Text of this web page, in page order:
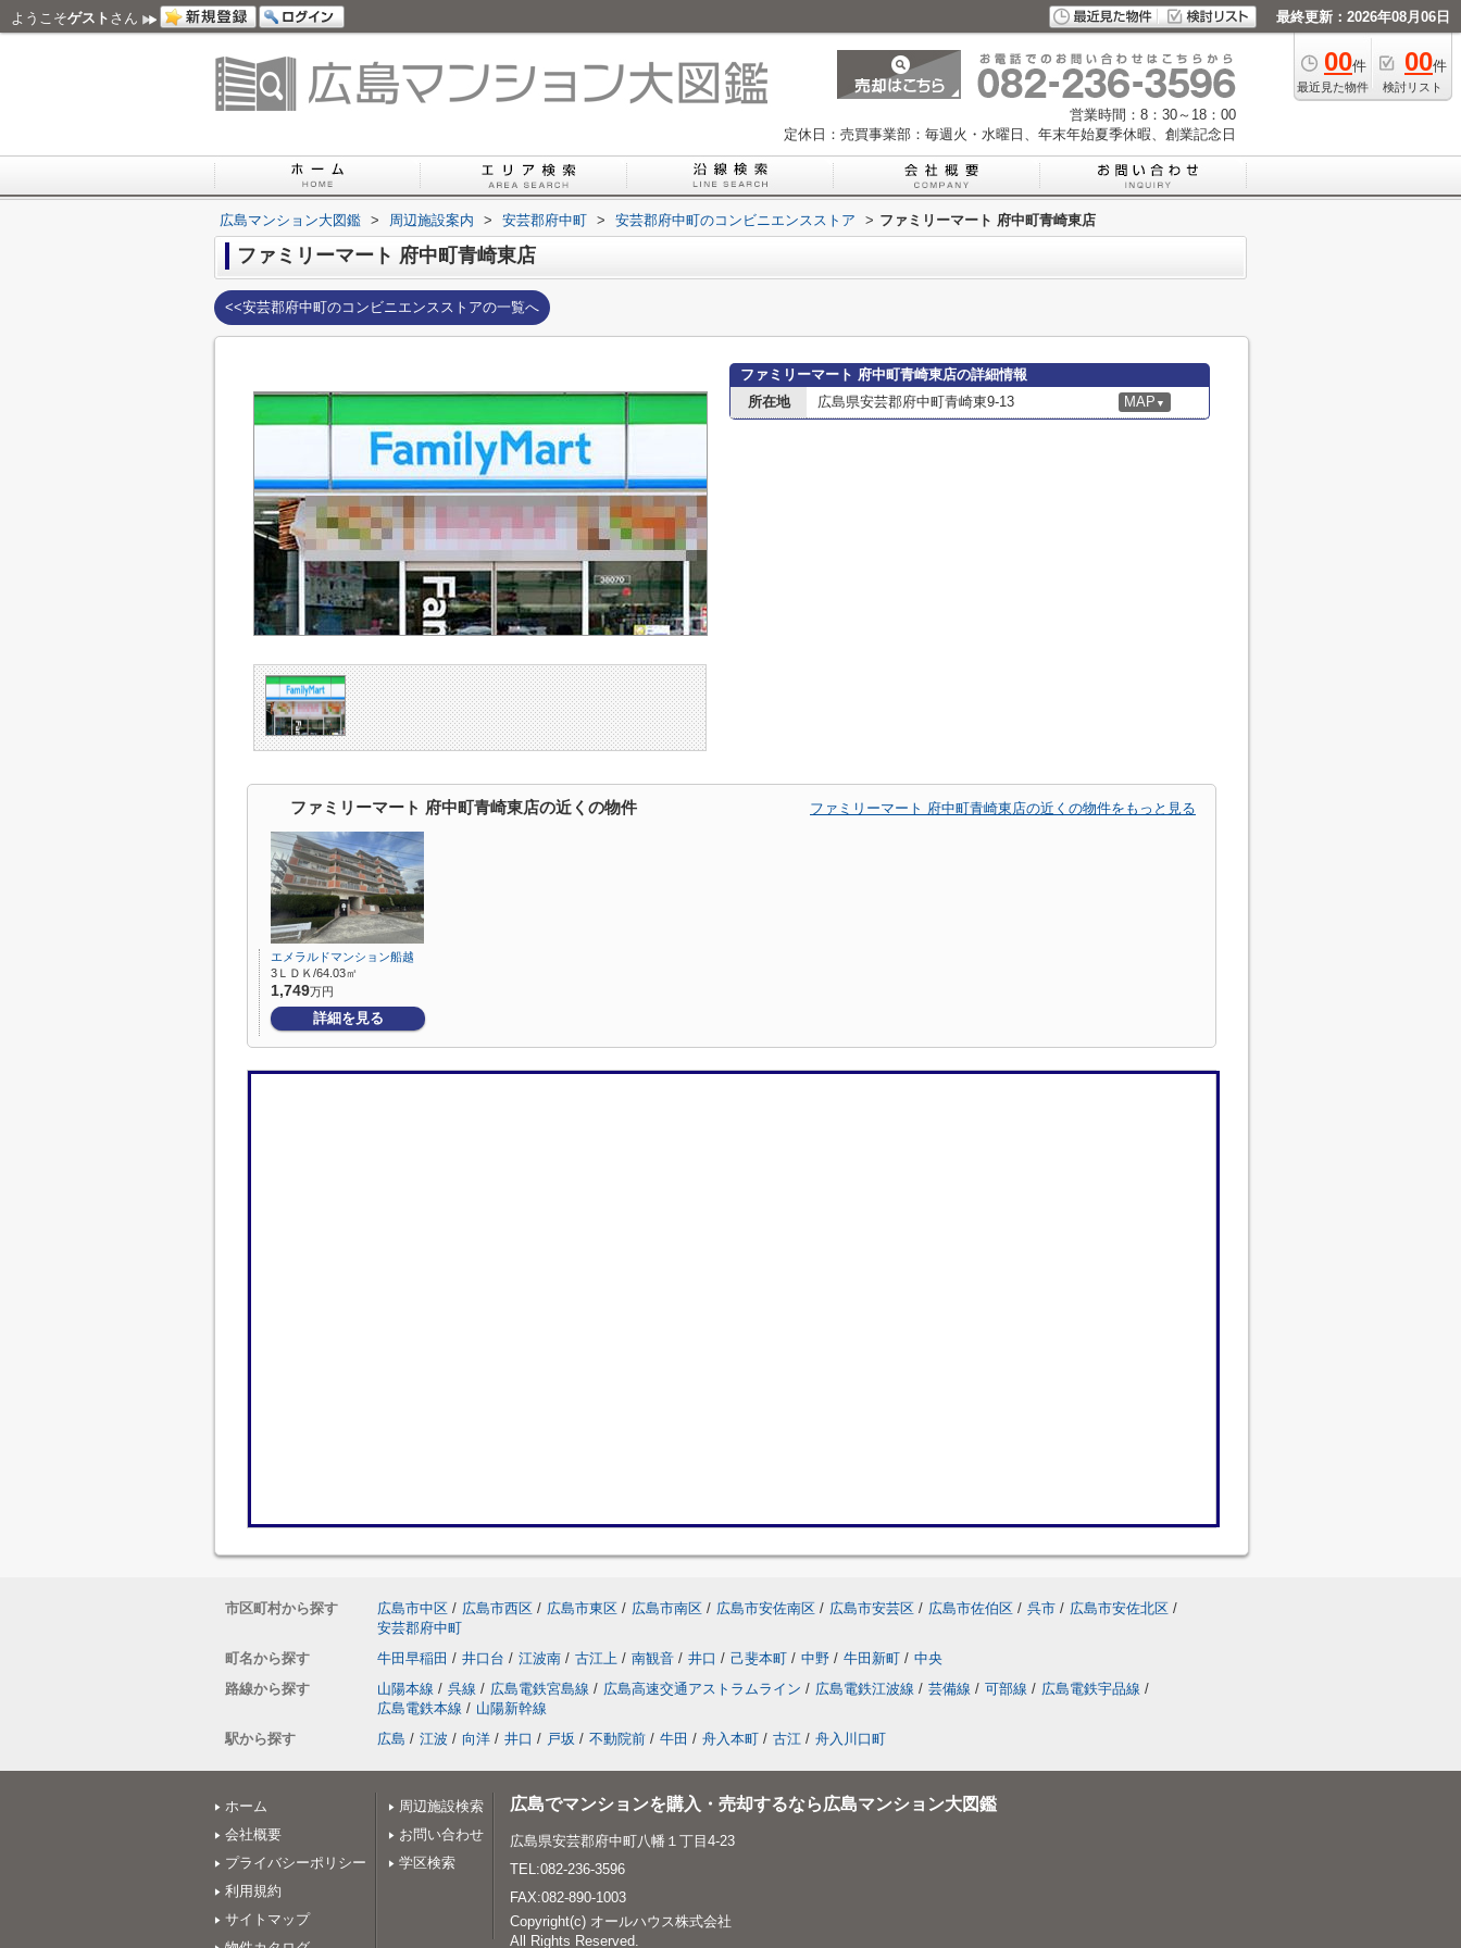
ようこそゲスト さん 最終更新：2026年08月06日
00件
最近見た物件
00件
検討リスト
営業時間：8：30～18：00
定休日：売買事業部：毎週火・水曜日、年末年始夏季休暇、創業記念日
広島マンション大図鑑 > 周辺施設案内 > 安芸郡府中町 > 安芸郡府中町のコンビニエンスストア > ファミリーマート 府中町青崎東店
ファミリーマート 府中町青崎東店
<<安芸郡府中町のコンビニエンスストアの一覧へ
ファミリーマート 府中町青崎東店の詳細情報
所在地
広島県安芸郡府中町青崎東9-13 MAP ▼
ファミリーマート 府中町青崎東店の近くの物件 ファミリーマート 府中町青崎東店の近くの物件をもっと見る
エメラルドマンション船越
3ＬＤＫ/64.03㎡
1,749万円
詳細を見る
市区町村から探す 広島市中区 / 広島市西区 / 広島市東区 / 広島市南区 / 広島市安佐南区 / 広島市安芸区 / 広島市佐伯区 / 呉市 / 広島市安佐北区 /
安芸郡府中町
町名から探す
牛田早稲田 / 井口台 / 江波南 / 古江上 / 南観音 / 井口 / 己斐本町 / 中野 / 牛田新町 / 中央
路線から探す
山陽本線 / 呉線 / 広島電鉄宮島線 / 広島高速交通アストラムライン / 広島電鉄江波線 / 芸備線 / 可部線 / 広島電鉄宇品線 /
広島電鉄本線 / 山陽新幹線
駅から探す
広島 / 江波 / 向洋 / 井口 / 戸坂 / 不動院前 / 牛田 / 舟入本町 / 古江 / 舟入川口町
ホーム
会社概要
プライバシーポリシー
利用規約
サイトマップ
周辺施設検索
お問い合わせ
学区検索
広島でマンションを購入・売却するなら広島マンション大図鑑
広島県安芸郡府中町八幡１丁目4-23
TEL:082-236-3596
FAX:082-890-1003
Copyright(c) オールハウス株式会社
All Rights Reserved.